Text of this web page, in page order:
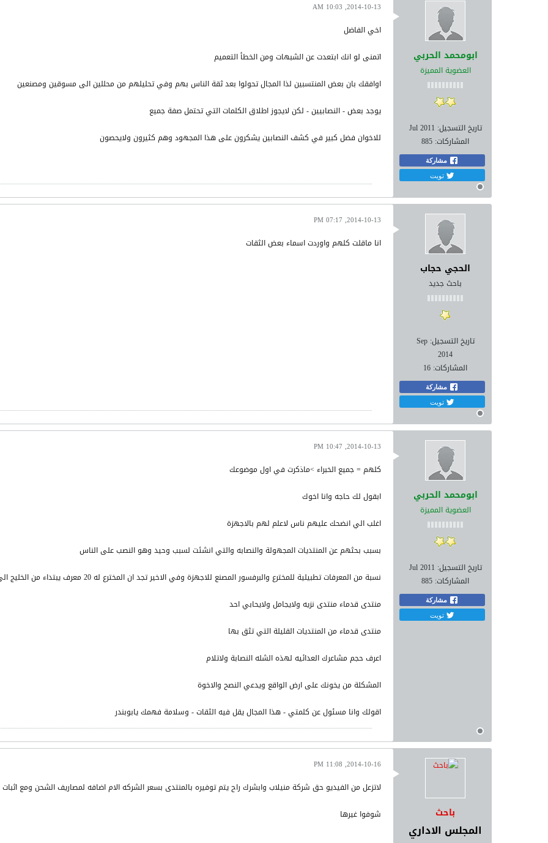
ابومحمد الحربي
العضوية المميزة
تاريخ التسجيل: Jul 2011
المشاركات: 885
مشاركة
تويت
2014-10-13, 10:03 AM
اخي الفاضل
اتمنى لو انك ابتعدت عن الشبهات ومن الخطأ التعميم
اوافقك بان بعض المنتسبين لذا المجال تحولوا بعد ثقة الناس بهم وفي تحليلهم من محللين الى مسوقين ومصنعين
يوجد بعض - النصابيين - لكن لايجوز اطلاق الكلمات التي تحتمل صفة جميع
للاخوان فضل كبير في كشف النصابين يشكرون على هذا المجهود وهم كثيرون ولايحصون
الحجي حجاب
باحث جديد
تاريخ التسجيل: Sep
2014
المشاركات: 16
مشاركة
تويت
2014-10-13, 07:17 PM
انا ماقلت كلهم واوردت اسماء بعض الثقات
ابومحمد الحربي
العضوية المميزة
تاريخ التسجيل: Jul 2011
المشاركات: 885
مشاركة
تويت
2014-10-13, 10:47 PM
كلهم = جميع الخبراء >ماذكرت في اول موضوعك
ابقول لك حاجه وانا اخوك
اغلب الي انضحك عليهم ناس لاعلم لهم بالاجهزة
بسبب بحثهم عن المنتديات المجهولة والنصابه والتي انشئت لسبب وحيد وهو النصب على الناس
نسبة من المعرفات تطبيلية للمخترع والبرفسور المصنع للاجهزة وفي الاخير تجد ان المخترع له 20 معرف يبتداء من الخليج الى المحيط
منتدى قدماء منتدى نزيه ولايجامل ولايحابي احد
منتدى قدماء من المنتديات القليلة التي تثق بها
اعرف حجم مشاعرك العدائيه لهذه الشله النصابة ولاتلام
المشكلة من يخونك على ارض الواقع ويدعي النصح والاخوة
اقولك وانا مسئول عن كلمتي - هذا المجال يقل فيه الثقات - وسلامة فهمك يابوبندر
باحث
المجلس الاداري
2014-10-16, 11:08 PM
لاتزعل من الفيديو حق شركة منيلاب وابشرك راح يتم توفيره بالمنتدى بسعر الشركه الام اضافه لمصاريف الشحن ومع
شوفوا غيرها